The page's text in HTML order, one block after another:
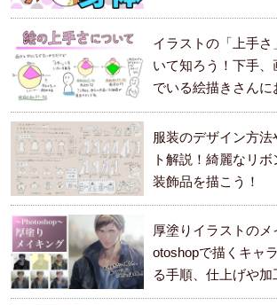
イラストの「上手
いて知ろう！下手
でいる絵描きさんに
服装のデザイン方
ト解説！綺麗なリボ
装飾品を描こう！
厚塗りイラストの
otoshopで描くキャ
る手順、仕上げや
ます。